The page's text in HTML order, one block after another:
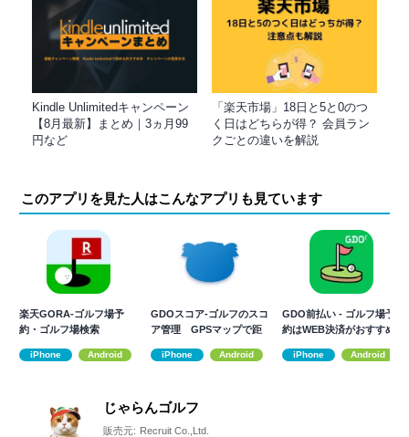
Kindle Unlimitedキャンペーン
【8月最新】まとめ｜3ヵ月99
円など
「楽天市場」18日と5と0のつ
く日はどちらが得？ 会員ラン
クごとの違いを解説
このアプリを見た人はこんなアプリも見ています
楽天GORA-ゴルフ場予
約・ゴルフ場検索
iPhone Android
GDOスコア-ゴルフのスコ
ア管理 GPSマップで距
iPhone Android
GDO前払い - ゴルフ場予
約はWEB決済がおすすめ
iPhone Android
じゃらんゴルフ
販売元: Recruit Co.,Ltd.